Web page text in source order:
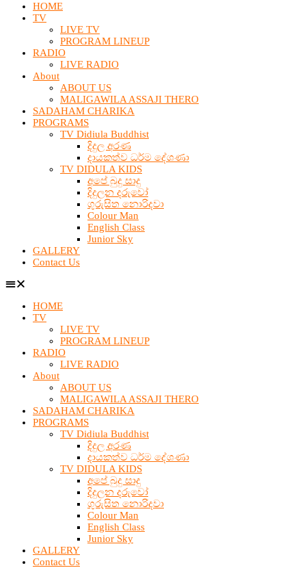
HOME
TV
LIVE TV
PROGRAM LINEUP
RADIO
LIVE RADIO
About
ABOUT US
MALIGAWILA ASSAJI THERO
SADAHAM CHARIKA
PROGRAMS
TV Didiula Buddhist
දිදුල අරණ
දායකත්ව ධර්ම දේශණා
TV DIDULA KIDS
අපේ බුදු සාදු
දිදුලන දරුවෝ
ගුරුසිත නොරිදවා
Colour Man
English Class
Junior Sky
GALLERY
Contact Us
HOME
TV
LIVE TV
PROGRAM LINEUP
RADIO
LIVE RADIO
About
ABOUT US
MALIGAWILA ASSAJI THERO
SADAHAM CHARIKA
PROGRAMS
TV Didiula Buddhist
දිදුල අරණ
දායකත්ව ධර්ම දේශණා
TV DIDULA KIDS
අපේ බුදු සාදු
දිදුලන දරුවෝ
ගුරුසිත නොරිදවා
Colour Man
English Class
Junior Sky
GALLERY
Contact Us